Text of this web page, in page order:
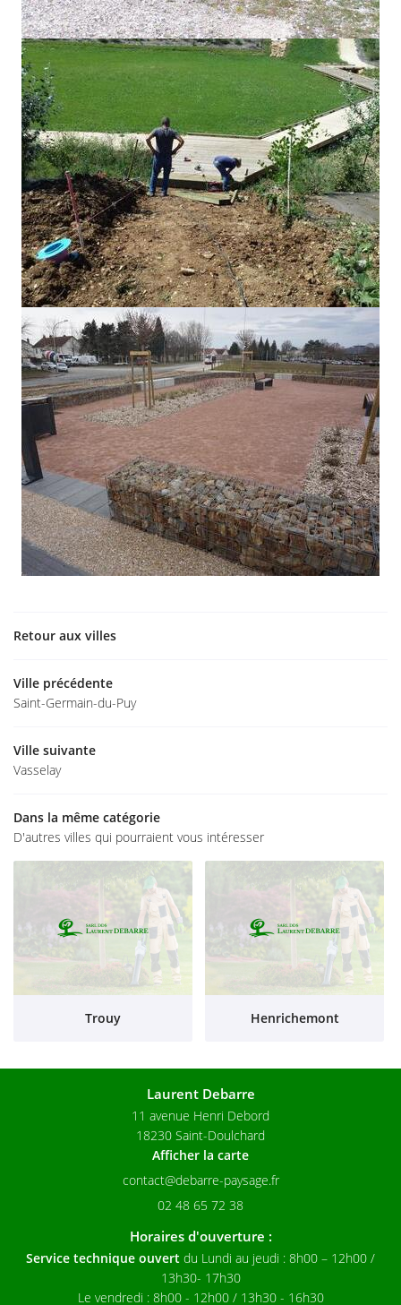
Retour aux villes
Ville précédente
Saint-Germain-du-Puy
Ville suivante
Vasselay
Dans la même catégorie
D'autres villes qui pourraient vous intéresser
Trouy Henrichemont
Laurent Debarre
11 avenue Henri Debord
18230 Saint-Doulchard
Afficher la carte
02 48 65 72 38
Horaires d'ouverture :
Service technique ouvert du Lundi au jeudi : 8h00 – 12h00 /
13h30- 17h30
Le vendredi : 8h00 - 12h00 / 13h30 - 16h30